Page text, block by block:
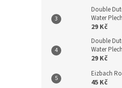
Double
Water
29 Kč
Double
Water
29 Kč
Eizbach
45 Kč